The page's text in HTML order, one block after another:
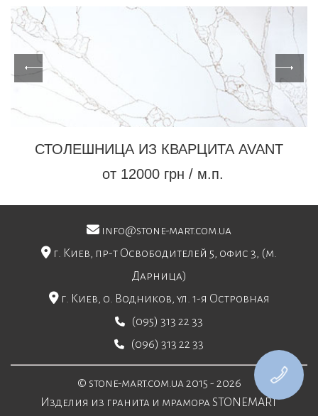
СТОЛЕШНИЦА ИЗ КВАРЦИТА AVANT
от 12000 грн / м.п.
info@stone-mart.com.ua
г. Киев, пр-т Освободителей 5, офис 3, (м.
Дарница)
г. Киев, о. Водников, ул. 1-я Островная
(095) 313 22 33
(096) 313 22 33
© stone-mart.com.ua 2015 - 2026
Изделия из гранита и мрамора STONEMART